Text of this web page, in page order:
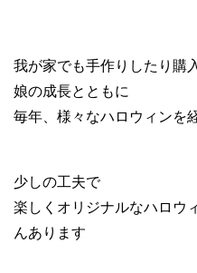
我が家でも手作りしたり購
娘の成長とともに
毎年、様々なハロウィンを
少しの工夫で
楽しくオリジナルなハロウ
んあります